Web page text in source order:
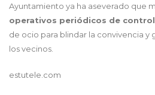
Ayuntamiento ya ha aseverado que
operativos periódicos de control
de ocio para blindar la convivencia y
los vecinos.
estutele.com